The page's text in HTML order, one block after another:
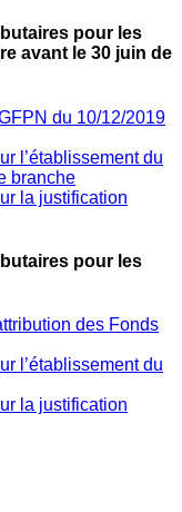
pour les
avant le 30 juin de
du 10/12/2019
l’établissement du
branche
la justification
pour les
des Fonds
l’établissement du
la justification